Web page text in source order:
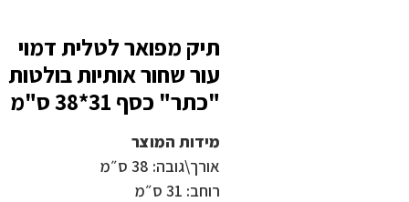
תיק מפואר לטלית דמוי
עור שחור אותיות בולטות
"כתר" כסף 31*38 ס"מ
מידות המוצר
אורך\גובה: 38 ס״מ
רוחב: 31 ס״מ